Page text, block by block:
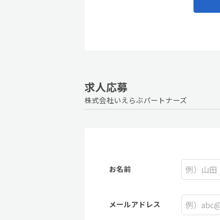
求人応募
株式会社いえらぶパートナーズ
お名前
メールアドレス